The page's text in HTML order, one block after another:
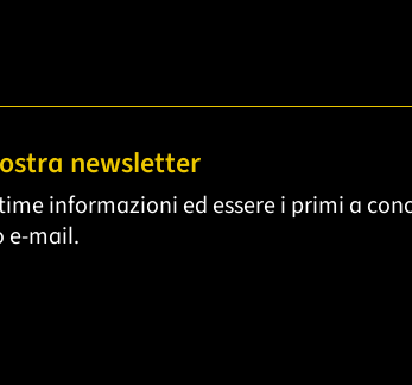
newsletter
informazioni ed essere i primi a
e-mail.